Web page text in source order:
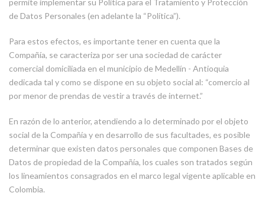
permite implementar su Política para el Tratamiento y Protección
de Datos Personales (en adelante la “Política”).
Para estos efectos, es importante tener en cuenta que la
Compañía, se caracteriza por ser una sociedad de carácter
comercial domiciliada en el municipio de Medellín - Antioquia
dedicada tal y como se dispone en su objeto social al: “comercio al
por menor de prendas de vestir a través de internet.”
En razón de lo anterior, atendiendo a lo determinado por el objeto
social de la Compañía y en desarrollo de sus facultades, es posible
determinar que existen datos personales que componen Bases de
Datos de propiedad de la Compañía, los cuales son tratados según
los lineamientos consagrados en el marco legal vigente aplicable en
Colombia.